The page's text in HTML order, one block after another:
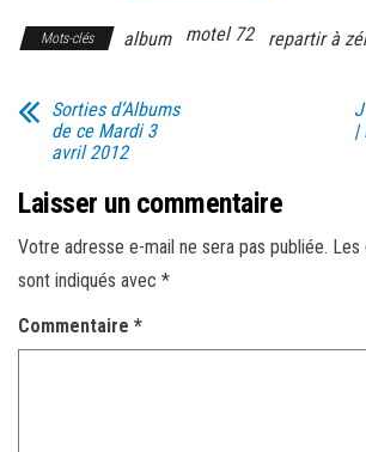
Mots-clés album motel 72 repartir à
Sorties d’Albums
de ce Mardi 3
avril 2012
|
Laisser un commentaire
Votre adresse e-mail ne sera pas publiée. Les
sont indiqués avec *
Commentaire *